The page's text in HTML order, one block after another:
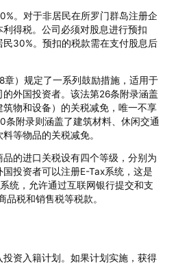
。对于非居民在所罗门群岛注册企
得税。公司必须对股息进行预扣
30%。预扣的税款需在支付股息后
章）规定了一系列鼓励措施，适用于
外国投资者。该法第26条附录涵盖
物和设备）的关税减免，唯一不享
条附录则涵盖了建筑材料、休闲交通
等物品的关税减免。
的进口关税设有四个等级，分别为
国投资者可以注册E-Tax系统，这是
统，允许通过互联网银行提交和支
品税和销售税等税款。
资入籍计划。如果计划实施，获得